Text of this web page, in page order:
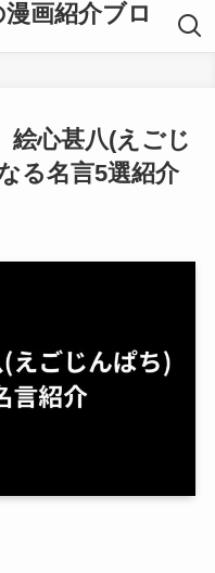
画紹介ブロ
絵心甚八(えごじ
る名言5選紹介